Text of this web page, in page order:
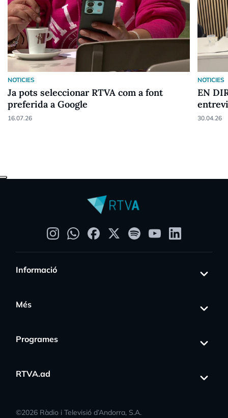
NOTICIES
Ja pots seleccionar RTVA com a font
preferida a Google
16.07.26
NOTICIES
EN
30.04.26
Informació
Més
Programes
RTVA.ad
©2026 Ràdio i Televisió d’Andorra, S.A.